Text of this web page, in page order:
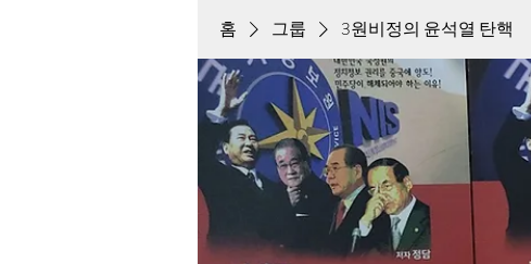
홈 그룹 3원비정의 윤석열 탄핵